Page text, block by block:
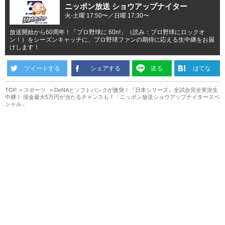
ニッポン放送 ショウアップナイター
火-土曜 17:50〜／日曜 17:30〜
放送開始から60周年！「プロ野球に 60n!」（読み：プロ野球にロックオ
ン！）をシーズンキャッチに、プロ野球ファンの期待に応える生中継をお届
けします！
ツイートする シェアする 送る はてな
TOP スポーツ
DeNAとソフトバンクが激突！『日本シリーズ』全試合完全実況生
中継！ 現金最大5万円が当たるチャンスも！「ニッポン放送ショウアップナイタースペ
シャル」